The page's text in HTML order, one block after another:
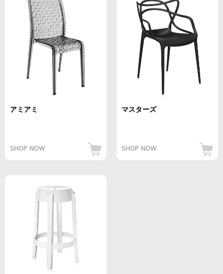
アミアミ
SHOP NOW
マスターズ
SHOP NOW